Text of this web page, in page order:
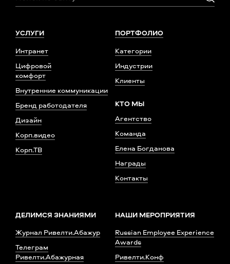
УСЛУГИ
Интранет
Цифровой
комфорт
Внутренние коммуникации
Бренд работодателя
Дизайн
Корп.видео
Корп.ТВ
ПОРТФОЛИО
Категории
Индустрии
Клиенты
КТО МЫ
Агентство
Команда
Елена Богданова
Награды
Контакты
ДЕЛИМСЯ ЗНАНИЯМИ
Журнал Ривелти.Абажур
Телеграм
Ривелти.Абажурная
НАШИ МЕРОПРИЯТИЯ
Russian Employee Experience
Awards
Ривелти.Конф